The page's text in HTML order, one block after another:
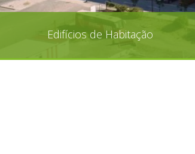
Edifícios de Habitação